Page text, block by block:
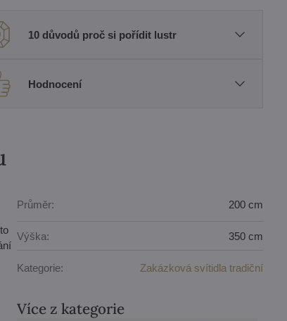
10 důvodů proč si pořídit lustr
Hodnocení
Průměr: 200 cm
Výška: 350 cm
Kategorie: Zakázková svítidla tradiční
Více z kategorie